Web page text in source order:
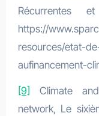
Récurrentes
https://
resources/etat-
aufinancement-
[9]
Climate
network, Le